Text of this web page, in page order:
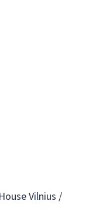
Vilnius /